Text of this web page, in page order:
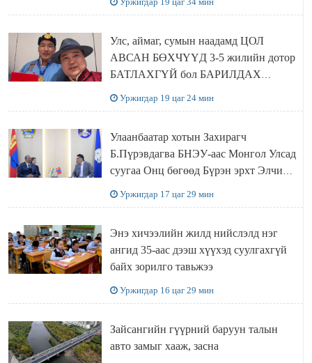
Улс, аймаг, сумын наадамд ЦОЛ
АВСАН БӨХЧҮҮД 3-5 жилийн дотор
БАТЛАХГҮЙ бол БАРИЛДАХ
Уржигдар 19 цаг 24 мин
Улаанбаатар хотын Захирагч
Б.Пүрэвдагва БНЭУ-аас Монгол Улсад
суугаа Онц бөгөөд Бүрэн эрхт Элчин
Уржигдар 17 цаг 29 мин
Энэ хичээлийн жилд нийслэлд нэг
ангид 35-аас дээш хүүхэд суулгахгүй
байх зорилго тавьжээ
Уржигдар 16 цаг 29 мин
Зайсангийн гүүрний баруун талын
авто замыг хааж, засна